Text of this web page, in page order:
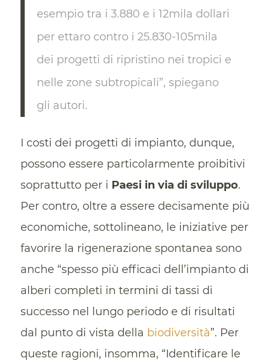
esempio tra i 3.880 e i 12mila dollari
per ettaro contro i 25.830-105mila
dei progetti di ripristino nei tropici e
nelle zone subtropicali”, spiegano
gli autori.
I costi dei progetti di impianto, dunque,
possono essere particolarmente proibitivi
soprattutto per i Paesi in via di sviluppo.
Per contro, oltre a essere decisamente più
economiche, sottolineano, le iniziative per
favorire la rigenerazione spontanea sono
anche “spesso più efficaci dell’impianto di
alberi completi in termini di tassi di
successo nel lungo periodo e di risultati
dal punto di vista della biodiversità”. Per
queste ragioni, insomma, “Identificare le